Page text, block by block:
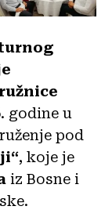
godine u
pod
, koje je
iz Bosne i